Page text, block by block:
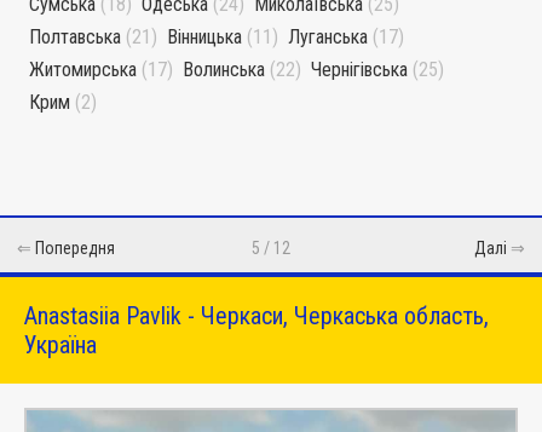
Сумська (18) Одеська (24) Миколаївська (25)
Полтавська (21) Вінницька (11) Луганська (17)
Житомирська (17) Волинська (22) Чернігівська (25)
Крим (2)
⇐ Попередня 5 / 12 Далі ⇒
Anastasiia Pavlik - Черкаси, Черкаська область,
Україна